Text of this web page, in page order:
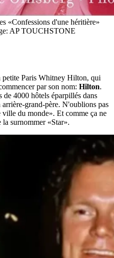
«Confessions d'une héritière»
AP TOUCHSTONE
petite Paris Whitney Hilton, qui
par son nom: Hilton.
de 4000 hôtels éparpillés dans
grand-père. N'oublions pas
ville du monde». Et comme ça ne
surnommer «Star».